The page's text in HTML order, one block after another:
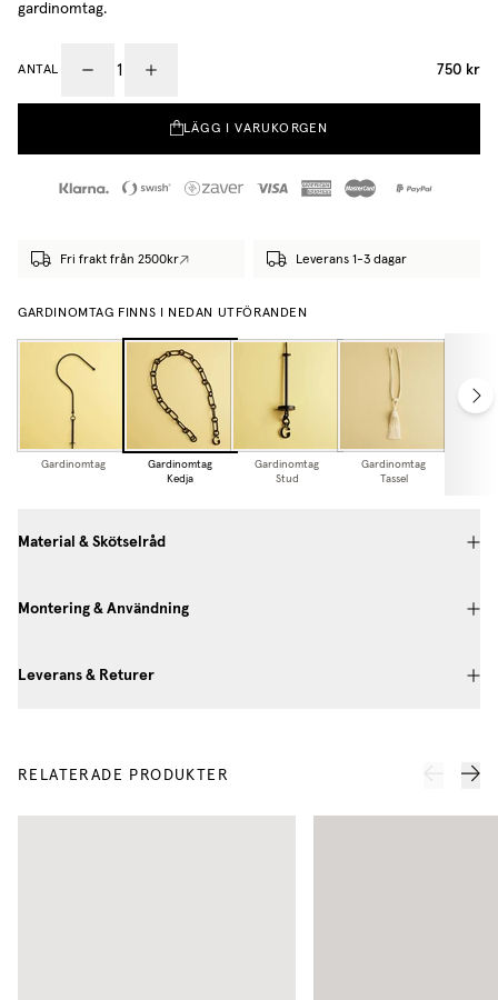
gardinomtag.
ANTAL 750 kr
LÄGG I VARUKORGEN
Fri frakt från 2500kr Leverans 1-3 dagar
GARDINOMTAG FINNS I NEDAN UTFÖRANDEN
Gardinomtag
Gardinomtag
Kedja
Gardinomtag
Stud
Gardinomtag
Tassel
Material & Skötselråd
Montering & Användning
Leverans & Returer
RELATERADE PRODUKTER